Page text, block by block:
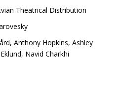
Theatrical Distribution
, Anthony Hopkins, Ashley
, Navid Charkhi